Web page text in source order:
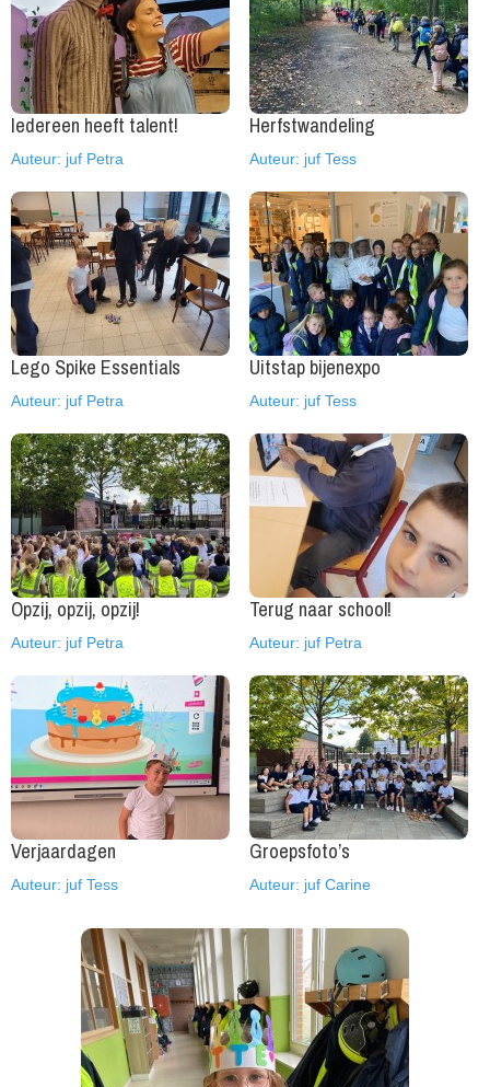
Iedereen heeft talent!
Auteur: juf Petra
Herfstwandeling
Auteur: juf Tess
Lego Spike Essentials
Auteur: juf Petra
Uitstap bijenexpo
Auteur: juf Tess
Opzij, opzij, opzij!
Auteur: juf Petra
Terug naar school!
Auteur: juf Petra
Verjaardagen
Auteur: juf Tess
Groepsfoto’s
Auteur: juf Carine